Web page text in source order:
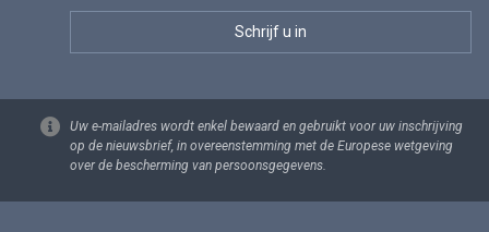
Uw e-mailadres wordt enkel bewaard en gebruikt voor uw inschrijving
op de nieuwsbrief, in overeenstemming met de Europese wetgeving
over de bescherming van persoonsgegevens.